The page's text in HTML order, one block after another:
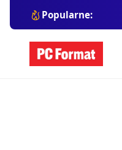
Popularne: